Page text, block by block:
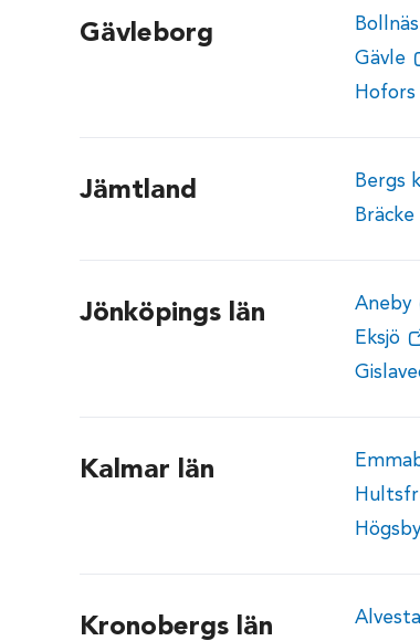
Gävleborg
Bollnäs
Gävle
Hofors
Jämtland
Bergs
Bräcke
Jönköpings län
Aneby
Eksjö
Kalmar län
Högsby
Kronobergs län
Alvesta